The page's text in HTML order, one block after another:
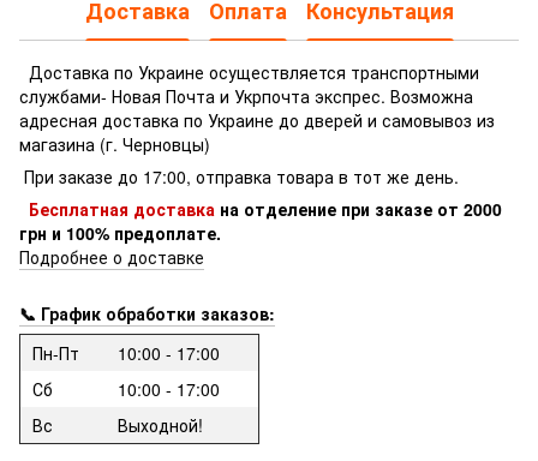
Доставка Оплата Консультация
Доставка по Украине осуществляется транспортными
службами- Новая Почта и Укрпочта экспрес. Возможна
адресная доставка по Украине до дверей и самовывоз из
магазина (г. Черновцы)
При заказе до 17:00, отправка товара в тот же день.
Бесплатная доставка на отделение при заказе от 2000
грн и 100% предоплате.
Подробнее о доставке
📞 График обработки заказов:
Пн-Пт
10:00 - 17:00
Сб
10:00 - 17:00
Вс
Выходной!